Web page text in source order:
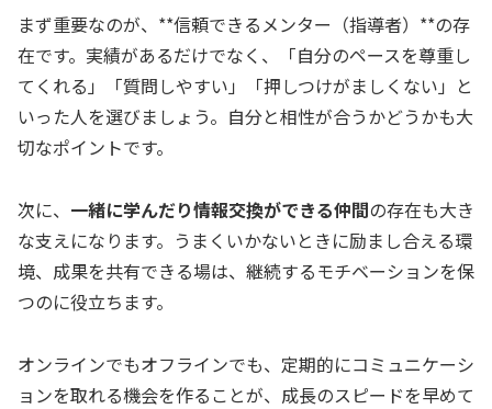
まず重要なのが、**信頼できるメンター（指導者）**の存
在です。実績があるだけでなく、「自分のペースを尊重し
てくれる」「質問しやすい」「押しつけがましくない」と
いった人を選びましょう。自分と相性が合うかどうかも大
切なポイントです。
次に、 一緒に学んだり情報交換ができる仲間の存在も大き
な支えになります。うまくいかないときに励まし合える環
境、成果を共有できる場は、継続するモチベーションを保
つのに役立ちます。
オンラインでもオフラインでも、定期的にコミュニケーシ
ョンを取れる機会を作ることが、成長のスピードを早めて